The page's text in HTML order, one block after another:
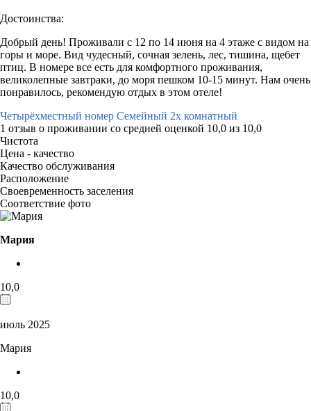
Достоинства:
Добрый день! Проживали с 12 по 14 июня на 4 этаже с видом на
горы и море. Вид чудесный, сочная зелень, лес, тишина, щебет
птиц. В номере все есть для комфортного проживания,
великолепные завтраки, до моря пешком 10-15 минут. Нам очень
понравилось, рекомендую отдых в этом отеле!
Четырёхместный номер Семейный 2х комнатный
1 отзыв о проживании со средней оценкой 10,0 из 10,0
Чистота
Цена - качество
Качество обслуживания
Расположение
Своевременность заселения
Соответствие фото
Мария
10,0
июль 2025
Мария
10,0